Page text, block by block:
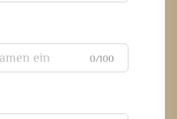
0/100